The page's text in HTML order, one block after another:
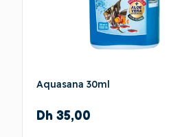
Aquasana 30ml
Dh 35,00